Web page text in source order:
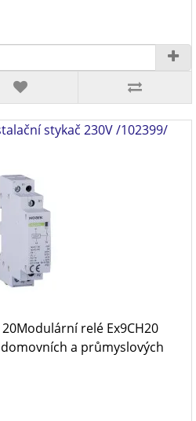
stykač 230V /102399/
relé Ex9CH20
a průmyslových